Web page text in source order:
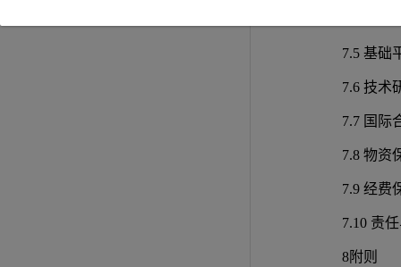
7.5 基础
7.6 技术
7.7 国际
7.8 物资
7.9 经费
7.10 责
8附则